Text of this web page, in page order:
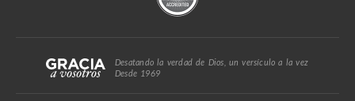
Desatando la verdad de Dios, un versículo a la vez
Desde 1969